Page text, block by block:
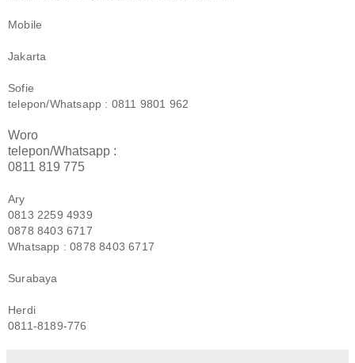
Mobile
Jakarta
Sofie
telepon/Whatsapp : 0811 9801 962
Woro
telepon/Whatsapp :
0811 819 775
Ary
0813 2259 4939
0878 8403 6717
Whatsapp : 0878 8403 6717
Surabaya
Herdi
0811-8189-776